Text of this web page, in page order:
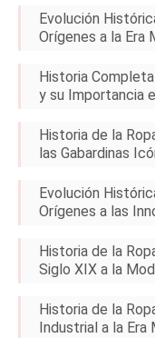
Evolución
Orígenes a la Era
Historia
y su Importancia
Historia de la
las Gabardinas
Evolución
Orígenes a las
Historia de la
Siglo XIX a la
Historia de la
Industrial a la Era